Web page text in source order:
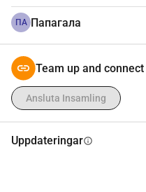
ПА Папагала
Team up and
Ansluta Insamling
Uppdateringarinfo